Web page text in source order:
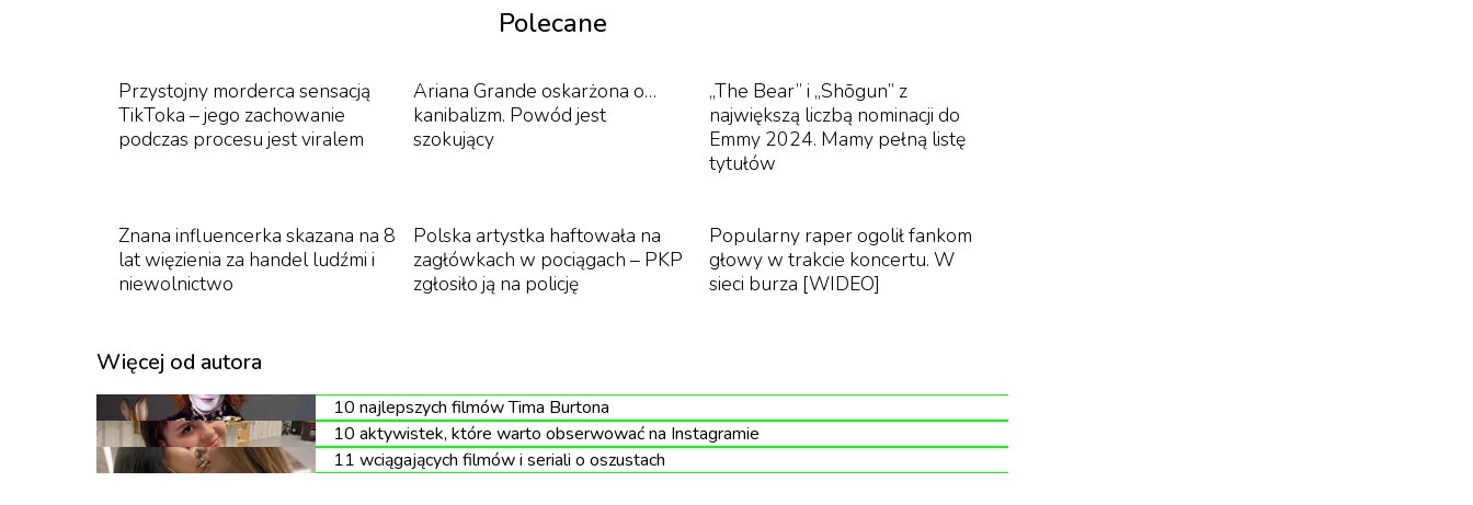
Godzilla (4/07)
Pełna zapierających dech w piersiach efektów specjalnych historia Godzilli -
Polecane
Przystojny morderca sensacją
TikToka – jego zachowanie
podczas procesu jest viralem
Ariana Grande oskarżona o…
kanibalizm. Powód jest
szokujący
„The Bear” i „Shōgun” z
największą liczbą nominacji do
Emmy 2024. Mamy pełną listę
tytułów
Znana influencerka skazana na 8
lat więzienia za handel ludźmi i
niewolnictwo
Polska artystka haftowała na
zagłówkach w pociągach – PKP
zgłosiło ją na policję
Popularny raper ogolił fankom
głowy w trakcie koncertu. W
sieci burza [WIDEO]
Więcej od autora
10 najlepszych filmów Tima Burtona
10 aktywistek, które warto obserwować na Instagramie
11 wciągających filmów i seriali o oszustach